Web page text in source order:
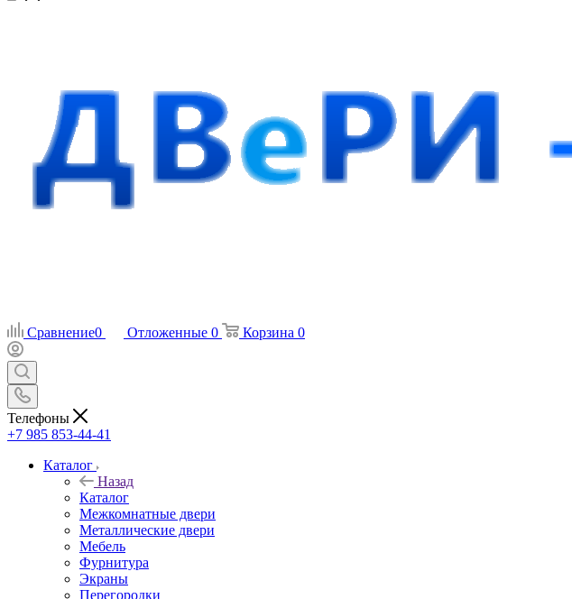
Сравнение0 Отложенные 0 Корзина 0
Телефоны
+7 985 853-44-41
Каталог
Назад
Каталог
Межкомнатные двери
Металлические двери
Мебель
Фурнитура
Экраны
Перегородки